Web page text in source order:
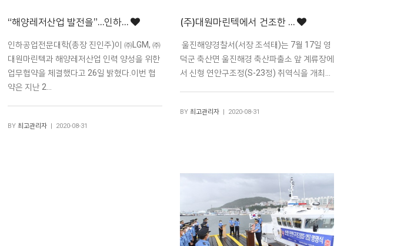
“해양레저산업 발전을”…인하…
인하공업전문대학(총장 진인주)이 ㈜LGM, ㈜
대원마린텍과 해양레저산업 인력 양성을 위한
업무협약을 체결했다고 26일 밝혔다.이번 협
약은 지난 2…
BY 최고관리자 | 2020-08-31
(주)대원마린텍에서 건조한 …
울진해양경찰서(서장 조석태)는 7월 17일 영
덕군 축산면 울진해경 축산파출소 앞 계류장에
서 신형 연안구조정(S-23정) 취역식을 개최…
BY 최고관리자| 2020-08-31